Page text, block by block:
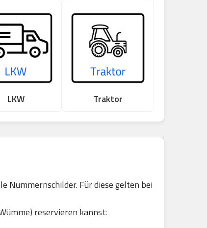
LKW Traktor
Nummernschilder. Für diese gelten bei
reservieren kannst: